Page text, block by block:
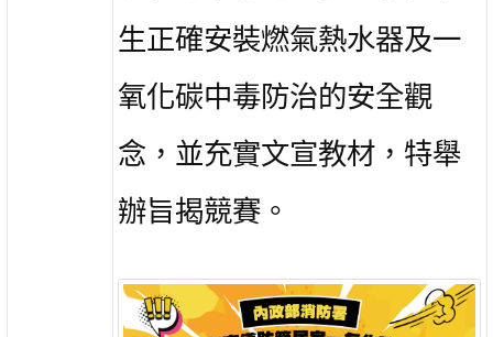
生正確安裝燃氣熱水器及一
氧化碳中毒防治的安全觀
念，並充實文宣教材，特舉
辦旨揭競賽。